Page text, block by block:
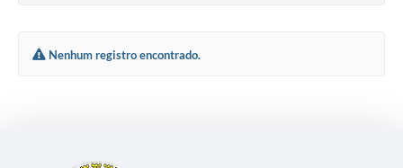
Nenhum registro encontrado.